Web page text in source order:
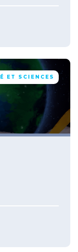
ET SCIENCES